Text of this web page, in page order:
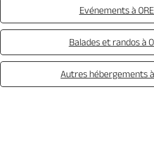
Evénements à
Balades et randos à
Autres hébergements à